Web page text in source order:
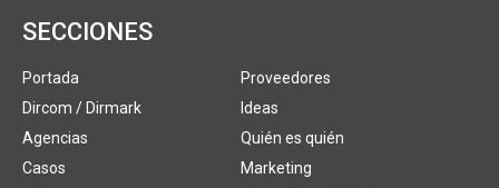
SECCIONES
Portada
Dircom / Dirmark
Agencias
Casos
Proveedores
Ideas
Quién es quién
Marketing